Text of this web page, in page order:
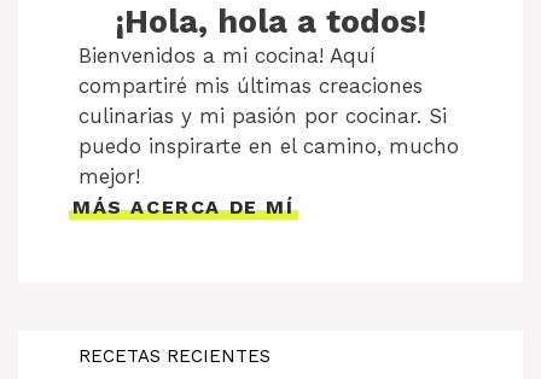
¡Hola, hola a todos!
Bienvenidos a mi cocina! Aquí
compartiré mis últimas creaciones
culinarias y mi pasión por cocinar. Si
puedo inspirarte en el camino, mucho
mejor!
MÁS ACERCA DE MÍ
RECETAS RECIENTES